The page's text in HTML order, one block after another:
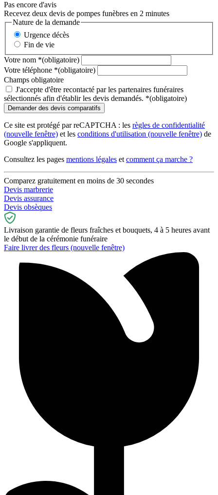
Pas encore d'avis
Recevez deux devis de pompes funèbres en 2 minutes
Nature de la demande
Urgence décès
Fin de vie
Votre nom *(obligatoire)
Votre téléphone *(obligatoire)
Champs obligatoire
J'accepte d'être recontacté par les partenaires funéraires
sélectionnés afin d'établir les devis demandés. *(obligatoire)
Ce site est protégé par reCAPTCHA : les règles de confidentialité
(nouvelle fenêtre) et les conditions d'utilisation (nouvelle fenêtre) de
Google s'appliquent.
Consultez les pages mentions légales et comment ça marche ?
Comparez gratuitement en moins de 30 secondes
Devis marbrerie
Devis assurance
Devis obsèques
Livraison garantie de fleurs fraîches et bouquets, 4 à 5 heures avant
le début de la cérémonie funéraire
Faire livrer des fleurs (nouvelle fenêtre)